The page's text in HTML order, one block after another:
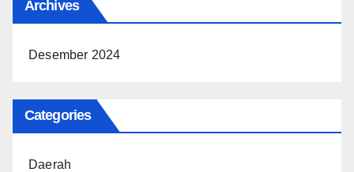
Archives
Desember 2024
Categories
Daerah